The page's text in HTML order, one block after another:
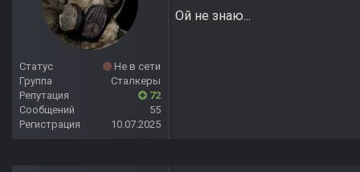
Статус
Не в сети
Группа
Сталкеры
Репутация
72
Сообщений
55
Регистрация
10.07.2025
Ой не знаю...